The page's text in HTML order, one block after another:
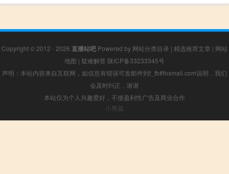
Copyright © 2012 - 2026 直播站吧 Powered by 网站分类目录 | 精选推荐文章 | 网站
地图 | 疑难解答 陕ICP备33233345号
声明：本站内容来自互联网，如信息有错误可发邮件到f_fb#foxmail.com说明，我们
会及时纠正，谢谢
本站仅为个人兴趣爱好，不接盈利性广告及商业合作
小男孩